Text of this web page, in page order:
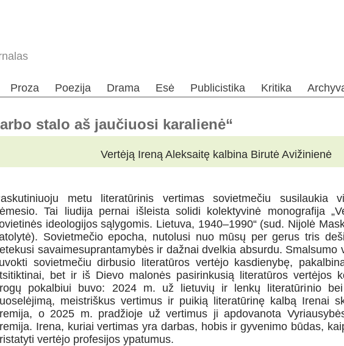
Proza Poezija Drama Esė Publicistika Kritika
stalo aš jaučiuosi karalienė“
Vertėją Ireną Aleksaitę kalbina Birutė Avižinienė
metu literatūrinis vertimas sovietmečiu susilaukia
Tai liudija pernai išleista solidi kolektyvinė monografija
ideologijos sąlygomis. Lietuva, 1940–1990“ (sud. Nijolė
Sovietmečio epocha, nutolusi nuo mūsų per gerus tris
savaimesuprantamybės ir dažnai dvelkia absurdu. Smalsumo
sovietmečiu dirbusio literatūros vertėjo kasdienybę,
bet ir iš Dievo malonės pasirinkusią literatūros vertėjos
pokalbiui buvo: 2024 m. už lietuvių ir lenkų literatūrinio
meistriškus vertimus ir puikią literatūrinę kalbą Irenai
o 2025 m. pradžioje už vertimus ji apdovanota
Irena, kuriai vertimas yra darbas, hobis ir gyvenimo būdas,
vertėjo profesijos ypatumus.